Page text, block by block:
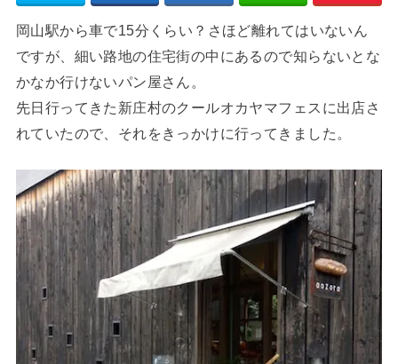
岡山駅から車で15分くらい？さほど離れてはいないん
ですが、細い路地の住宅街の中にあるので知らないとな
かなか行けないパン屋さん。
先日行ってきた新庄村のクールオカヤマフェスに出店さ
れていたので、それをきっかけに行ってきました。